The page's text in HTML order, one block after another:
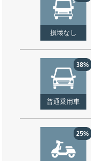
損壊なし
38%
普通乗用車
25%